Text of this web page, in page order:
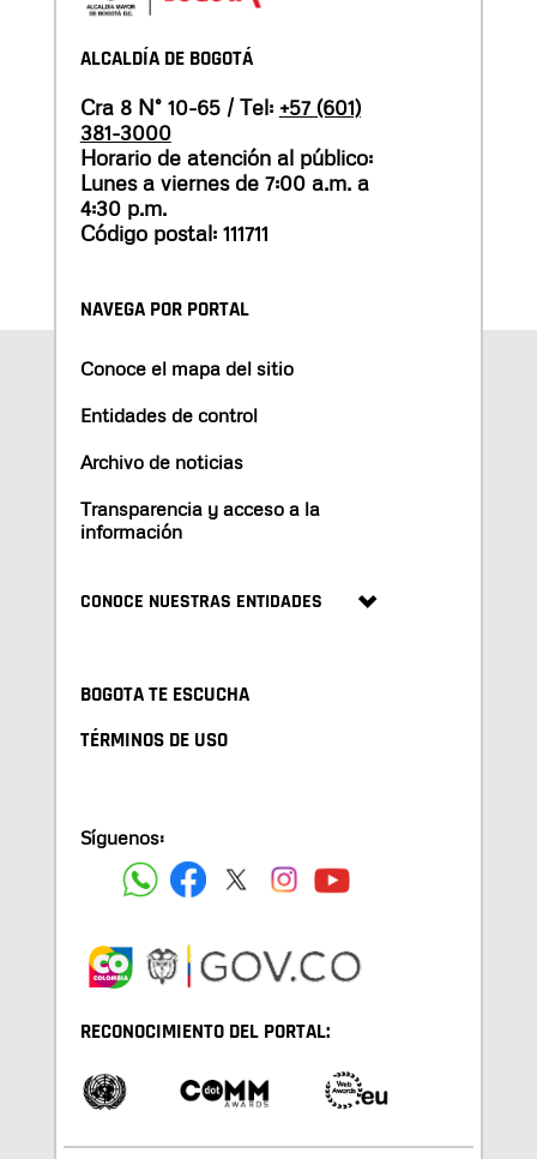
ALCALDÍA DE BOGOTÁ
Cra 8 N° 10-65 / Tel: +57 (601)
381-3000
Horario de atención al público:
Lunes a viernes de 7:00 a.m. a
4:30 p.m.
Código postal: 111711
NAVEGA POR PORTAL
Conoce el mapa del sitio
Entidades de control
Archivo de noticias
Transparencia y acceso a la
información
CONOCE NUESTRAS ENTIDADES
BOGOTA TE ESCUCHA
TÉRMINOS DE USO
Síguenos:
RECONOCIMIENTO DEL PORTAL: